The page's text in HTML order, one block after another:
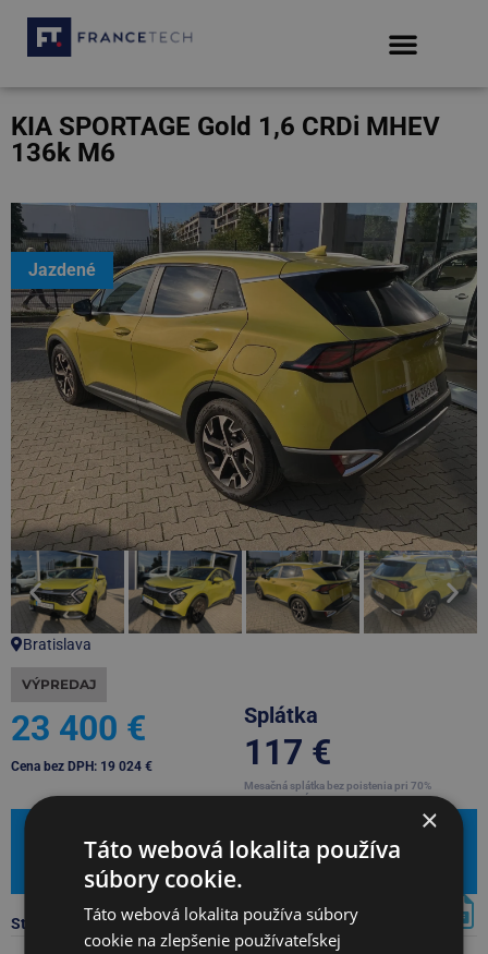
KIA SPORTAGE Gold 1,6 CRDi MHEV
136k M6
Jazdené
Bratislava
VÝPREDAJ
23 400 €
Cena bez DPH: 19 024 €
Splátka
117 €
Mesačná splátka bez poistenia pri 70%
akontácii a dĺžke financovania na 7 rokov
Leasingová kalkulačka
Stiahnúť PDF s kompletnou ponukou
×
Táto webová lokalita používa
súbory cookie.
Táto webová lokalita používa súbory
cookie na zlepšenie používateľskej